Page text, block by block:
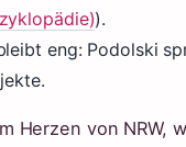
).
eng: Podolski
Herzen von NRW,